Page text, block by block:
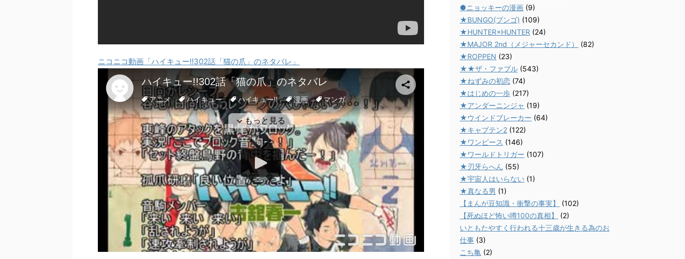
ニコニコ動画「ハイキュー!!302話「猫の爪」のネタバレ」
●ニョッキーの漫画 (9)
★BUNGO(ブンゴ) (109)
★HUNTER×HUNTER (24)
★MAJOR 2nd（メジャーセカンド）
(82)
★ROPPEN (23)
★★ザ・ファブル (543)
★ねずみの初恋 (74)
★はじめの一歩 (217)
★アンダーニンジャ (19)
★ウインドブレーカー (64)
★キャプテン2 (122)
★ワンピース (146)
★ワールドトリガー (107)
★刃牙らへん (55)
★宇宙人はいらない (1)
★真なる男 (1)
【まんが豆知識・衝撃の事実】
(102)
【死ぬほど怖い噂100の真相】
(2)
いともたやすく行われる十三歳が生きる為のお
仕事 (3)
こち亀 (2)